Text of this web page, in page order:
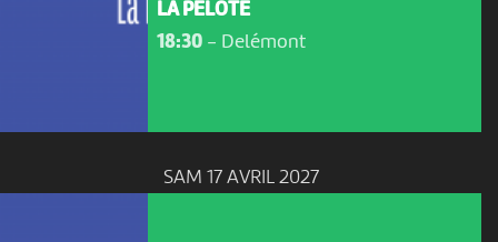
LA PELOTE
18:30- Delémont
SAM 17 AVRIL 2027